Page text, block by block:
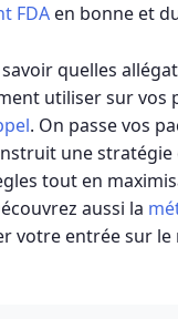
FDAen bonne et
quelles
utiliser sur vos
. On passe vos
une stratégie
tout en
aussi la
votre entrée sur le